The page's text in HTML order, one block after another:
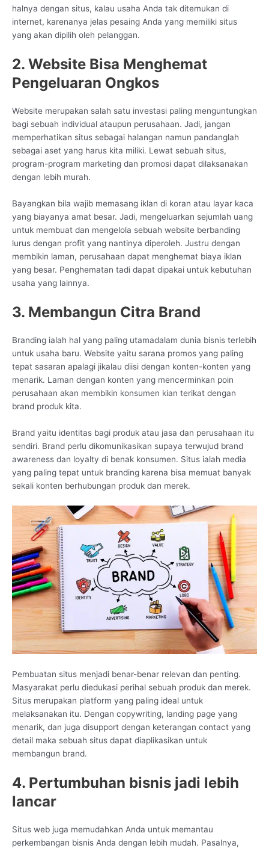
halnya dengan situs, kalau usaha Anda tak ditemukan di
internet, karenanya jelas pesaing Anda yang memiliki situs
yang akan dipilih oleh pelanggan.
2. Website Bisa Menghemat
Pengeluaran Ongkos
Website merupakan salah satu investasi paling menguntungkan
bagi sebuah individual ataupun perusahaan. Jadi, jangan
memperhatikan situs sebagai halangan namun pandanglah
sebagai aset yang harus kita miliki. Lewat sebuah situs,
program-program marketing dan promosi dapat dilaksanakan
dengan lebih murah.
Bayangkan bila wajib memasang iklan di koran atau layar kaca
yang biayanya amat besar. Jadi, mengeluarkan sejumlah uang
untuk membuat dan mengelola sebuah website berbanding
lurus dengan profit yang nantinya diperoleh. Justru dengan
membikin laman, perusahaan dapat menghemat biaya iklan
yang besar. Penghematan tadi dapat dipakai untuk kebutuhan
usaha yang lainnya.
3. Membangun Citra Brand
Branding ialah hal yang paling utamadalam dunia bisnis terlebih
untuk usaha baru. Website yaitu sarana promos yang paling
tepat sasaran apalagi jikalau diisi dengan konten-konten yang
menarik. Laman dengan konten yang mencerminkan poin
perusahaan akan membikin konsumen kian terikat dengan
brand produk kita.
Brand yaitu identitas bagi produk atau jasa dan perusahaan itu
sendiri. Brand perlu dikomunikasikan supaya terwujud brand
awareness dan loyalty di benak konsumen. Situs ialah media
yang paling tepat untuk branding karena bisa memuat banyak
sekali konten berhubungan produk dan merek.
Pembuatan situs menjadi benar-benar relevan dan penting.
Masyarakat perlu diedukasi perihal sebuah produk dan merek.
Situs merupakan platform yang paling ideal untuk
melaksanakan itu. Dengan copywriting, landing page yang
menarik, dan juga disupport dengan keterangan contact yang
detail maka sebuah situs dapat diaplikasikan untuk
membangun brand.
4. Pertumbuhan bisnis jadi lebih
lancar
Situs web juga memudahkan Anda untuk memantau
perkembangan bisnis Anda dengan lebih mudah. Pasalnya,